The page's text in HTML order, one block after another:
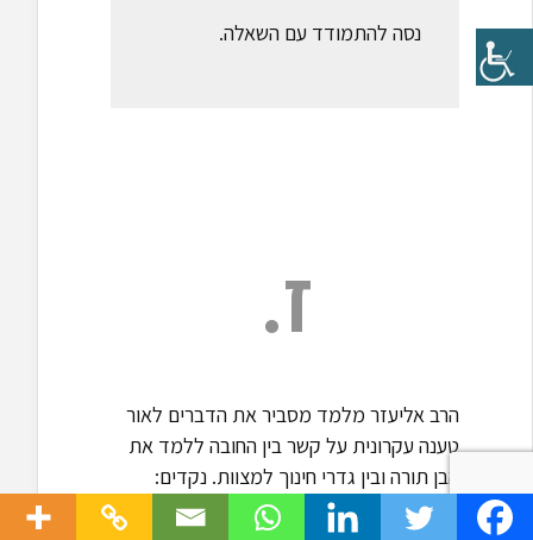
נסה להתמודד עם השאלה.
ז.
הרב אליעזר מלמד מסביר את הדברים לאור
טענה עקרונית על קשר בין החובה ללמד את
הבן תורה ובין גדרי חינוך למצוות. נקדים:
הפוסקים כותבים כאמור שלאחרים גיל חינוך